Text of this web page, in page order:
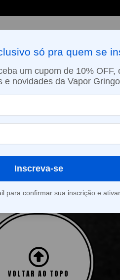
E-LIQUÍDOS
(SEG A SEX): PEDIDOS
para a sua seleção.
VOLTAR AO TOPO
só pra quem se
um cupom de 10% OFF,
e novidades da Vapor
Inscreva-se
para confirmar sua inscrição e